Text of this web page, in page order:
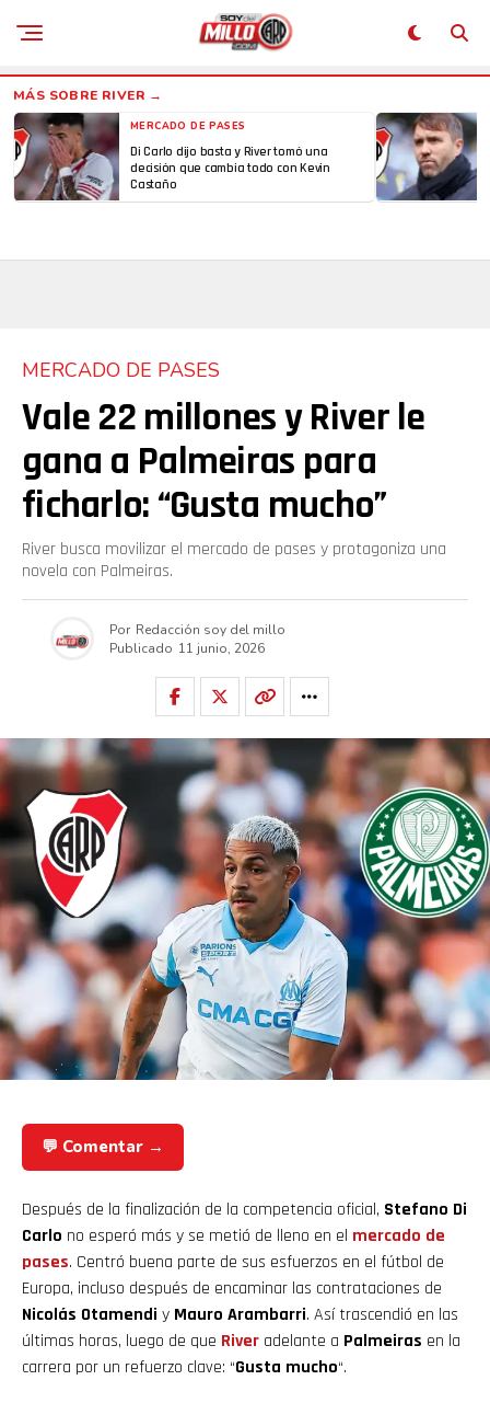
MERCADO DE PASES
Di Carlo dijo basta y River tomó una
decisión que cambia todo con Kevin
Castaño
MERCADO DE PASES
Vale 22 millones y River le
gana a Palmeiras para
ficharlo: “Gusta mucho”
River busca movilizar el mercado de pases y protagoniza una
novela con Palmeiras.
Por Redacción soy del millo
Publicado 11 junio, 2026
💬 Comentar →
Después de la finalización de la competencia oficial, Stefano Di
Carlo no esperó más y se metió de lleno en el mercado de
pases. Centró buena parte de sus esfuerzos en el fútbol de
Europa, incluso después de encaminar las contrataciones de
Nicolás Otamendi y Mauro Arambarri. Así trascendió en las
últimas horas, luego de que River adelante a Palmeiras en la
carrera por un refuerzo clave: “Gusta mucho“.